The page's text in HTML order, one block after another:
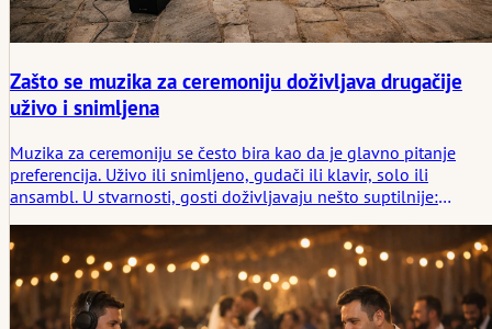
Zašto se muzika za ceremoniju doživljava drugačije
uživo i snimljena
Muzika za ceremoniju se često bira kao da je glavno pitanje
preferencija. Uživo ili snimljeno, gudači ili klavir, solo ili
ansambl. U stvarnosti, gosti doživljavaju nešto suptilnije:
prostoriju pre ceremonije i nakon što se ritual već dogodio. Ovaj
članak razmatra šta se zaista menja kada je muzika za venčanje
uživo, snimljena, previše izvedena, previše tanka ili baš kako
treba.